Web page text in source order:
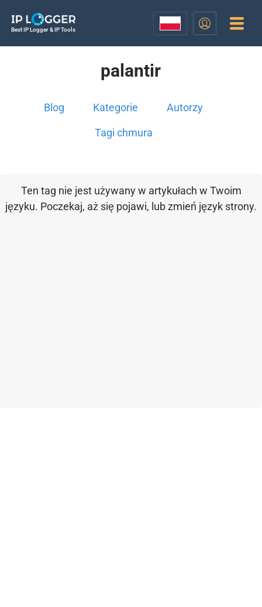
Best IP Logger & IP Tools
palantir
Blog Kategorie Autorzy
Tagi chmura